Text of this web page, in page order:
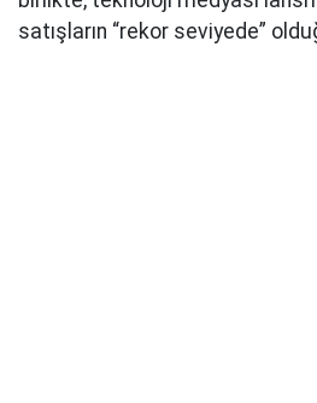
satışların “rekor seviyede”